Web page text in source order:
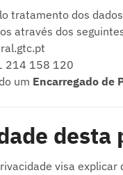
tratamento dos
através dos
214 158 120
um Encarregado de
desta
visa explicar